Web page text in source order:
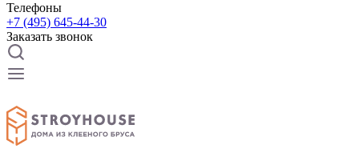
Телефоны
+7 (495) 645-44-30
Заказать звонок